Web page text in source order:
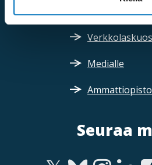
Medialle
Seuraa